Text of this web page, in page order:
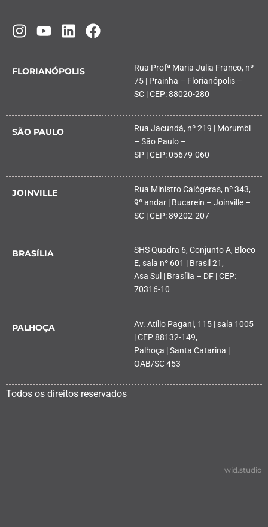
FLORIANÓPOLIS
Rua Profª Maria Julia Franco, nº
75 | Prainha – Florianópolis –
SC | CEP: 88020-280
SÃO PAULO
Rua Jacundá, nº 219 | Morumbi
– São Paulo –
SP | CEP: 05679-060
JOINVILLE
Rua Ministro Calógeras, nº 343,
9º andar | Bucarein – Joinville –
SC | CEP: 89202-207
BRASÍLIA
SHS Quadra 6, Conjunto A, Bloco
E, sala nº 601 | Brasil 21,
Asa Sul | Brasília – DF | CEP:
70316-10
PALHOÇA
Av. Atílio Pagani, 115 | sala 1005
| CEP 88132-149,
Palhoça | Santa Catarina |
OAB/SC 453
Todos os direitos reservados
wid.studio